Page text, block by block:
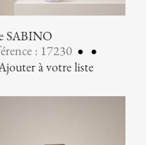
SABINO
: 17230
à votre liste